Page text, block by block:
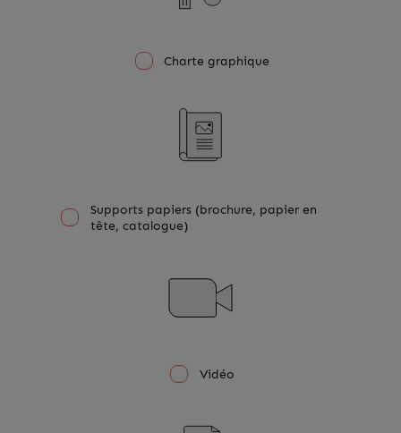
Charte graphique
Supports papiers (brochure, papier en
tête, catalogue)
Vidéo